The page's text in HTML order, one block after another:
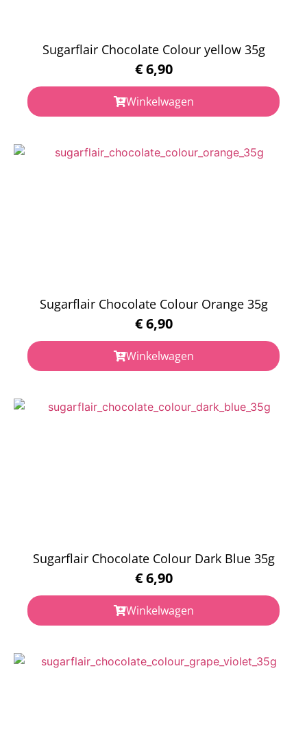
Sugarflair Chocolate Colour yellow 35g
€6,90
Winkelwagen
Sugarflair Chocolate Colour Orange 35g
€6,90
Winkelwagen
Sugarflair Chocolate Colour Dark Blue 35g
€6,90
Winkelwagen